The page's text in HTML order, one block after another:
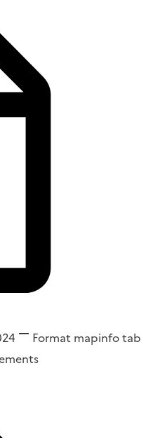
Format mapinfo tab